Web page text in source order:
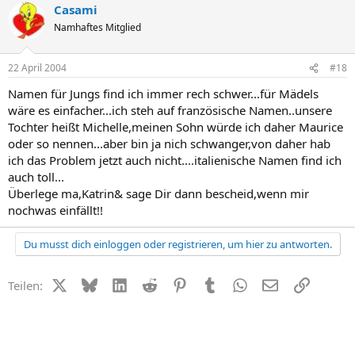
Casami
Namhaftes Mitglied
22 April 2004 #18
Namen für Jungs find ich immer rech schwer...für Mädels
wäre es einfacher...ich steh auf französische Namen..unsere
Tochter heißt Michelle,meinen Sohn würde ich daher Maurice
oder so nennen...aber bin ja nich schwanger,von daher hab
ich das Problem jetzt auch nicht....italienische Namen find ich
auch toll...
Überlege ma,Katrin& sage Dir dann bescheid,wenn mir
nochwas einfällt!!
Du musst dich einloggen oder registrieren, um hier zu antworten.
Teilen: X (Twitter)
BlueskyLinkedIn
Reddit PinterestTumblr WhatsApp
E-MailLink